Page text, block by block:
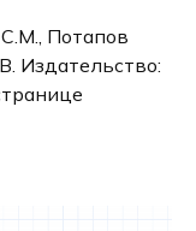
Потапов
Издательство: